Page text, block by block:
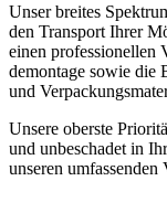
Unser breites
den Transport Ihrer
einen professionellen
demontage sowie die
und
Unsere oberste
und unbeschadet in
unseren